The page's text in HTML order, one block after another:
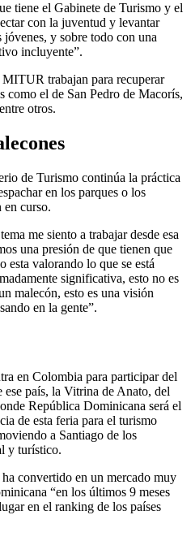
tiene el Gabinete de Turismo y el
con la juventud y levantar
jóvenes, y sobre todo con una
incluyente”.
trabajan para recuperar
como el de San Pedro de Macorís,
otros.
de Turismo continúa la práctica
en los parques o los
en curso.
me siento a trabajar desde esa
una presión de que tienen que
esta valorando lo que se está
significativa, esto no es
malecón, esto es una visión
en la gente”.
en Colombia para participar del
país, la Vitrina de Anato, del
República Dominicana será el
de esta feria para el turismo
a Santiago de los
y turístico.
convertido en un mercado muy
“en los últimos 9 meses
en el ranking de los países